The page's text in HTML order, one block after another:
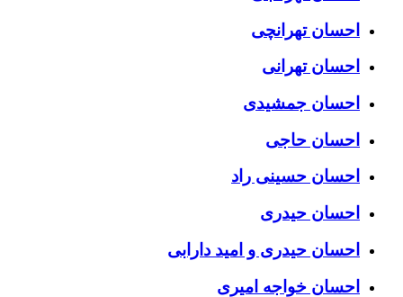
احسان تهرانچی
احسان تهرانی
احسان جمشیدی
احسان حاجی
احسان حسینی راد
احسان حیدری
احسان حیدری و امید دارابی
احسان خواجه امیری